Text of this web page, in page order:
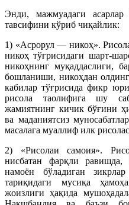
Энди, мажмуадаги
тавсифини кўриб чиқайлик:
1) «Асрорул — никоҳ».
никоҳ тўғрисидаги шарт-
никоҳнинг муқаддаслиги,
бошланиши, никоҳдан
кабилар тўғрисида фикр
рисола таолифига шу
жамиятнинг кичик бўғини
ва маданиятсиз
масалага муаллиф илк
2) «Рисолаи самоия».
нисбатан фарқли равишда,
намоён бўладиган
тариқидаги мусиқа
жоизлиги ҳақида